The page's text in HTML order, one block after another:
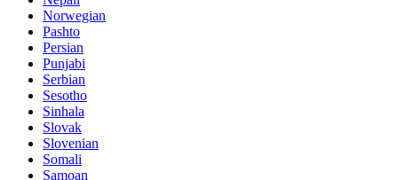
Norwegian
Pashto
Persian
Punjabi
Serbian
Sesotho
Sinhala
Slovak
Slovenian
Somali
Samoan